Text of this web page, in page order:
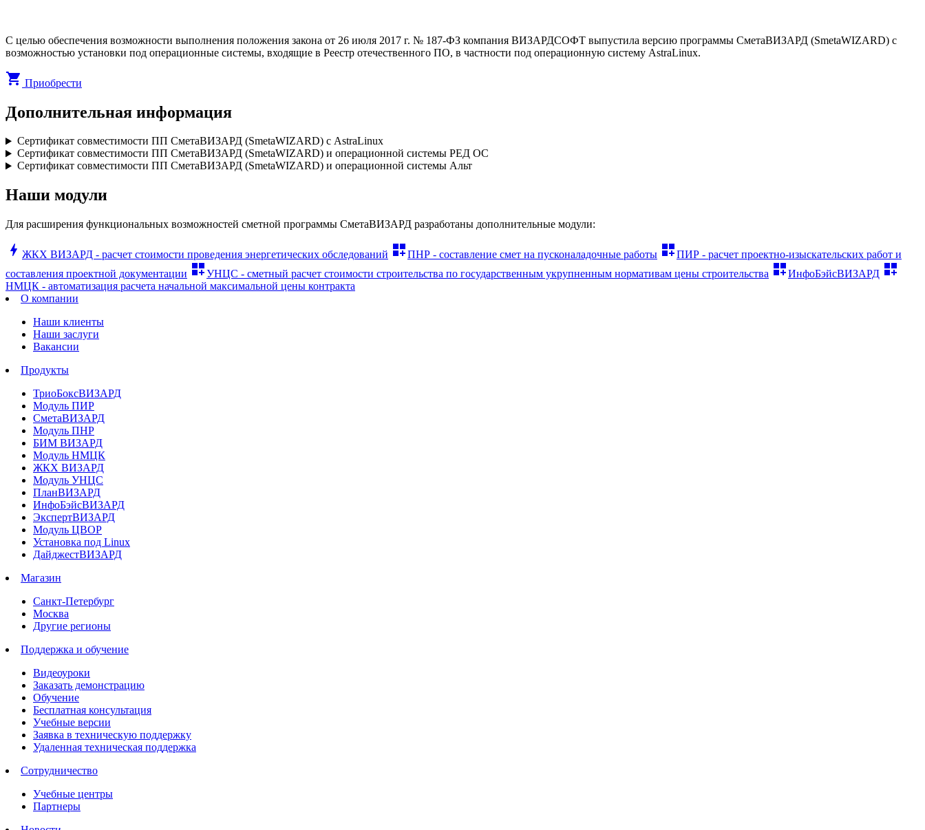
С целью обеспечения возможности выполнения положения закона от 26 июля 2017 г. № 187-ФЗ компания ВИЗАРДСОФТ выпустила версию программы СметаВИЗАРД (SmetaWIZARD) с
возможностью установки под операционные системы, входящие в Реестр отечественного ПО, в частности под операционную систему AstraLinux.
shopping_cart Приобрести
Дополнительная информация
Сертификат совместимости ПП СметаВИЗАРД (SmetaWIZARD) с AstraLinux
Сертификат совместимости ПП СметаВИЗАРД (SmetaWIZARD) и операционной системы РЕД ОС
Сертификат совместимости ПП СметаВИЗАРД (SmetaWIZARD) и операционной системы Альт
Наши модули
Для расширения функциональных возможностей сметной программы СметаВИЗАРД разработаны дополнительные модули:
bolt ЖКХ ВИЗАРД - расчет стоимости проведения энергетических обследований dashboard_customizeПНР - составление смет на пусконаладочные работы dashboard_customizeПИР - расчет проектно-изыскательских работ и
составления проектной документации dashboard_customizeУНЦС - сметный расчет стоимости строительства по государственным укрупненным нормативам цены строительства dashboard_customizeИнфоБэйсВИЗАРД dashboard_customize
НМЦК - автоматизация расчета начальной максимальной цены контракта
О компании
Наши клиенты
Наши заслуги
Вакансии
Продукты
ТриоБоксВИЗАРД
Модуль ПИР
СметаВИЗАРД
Модуль ПНР
БИМ ВИЗАРД
Модуль НМЦК
ЖКХ ВИЗАРД
Модуль УНЦС
ПланВИЗАРД
ИнфоБэйсВИЗАРД
ЭкспертВИЗАРД
Модуль ЦВОР
Установка под Linux
ДайджестВИЗАРД
Магазин
Санкт-Петербург
Москва
Другие регионы
Поддержка и обучение
Видеоуроки
Заказать демонстрацию
Обучение
Бесплатная консультация
Учебные версии
Заявка в техническую поддержку
Удаленная техническая поддержка
Сотрудничество
Учебные центры
Партнеры